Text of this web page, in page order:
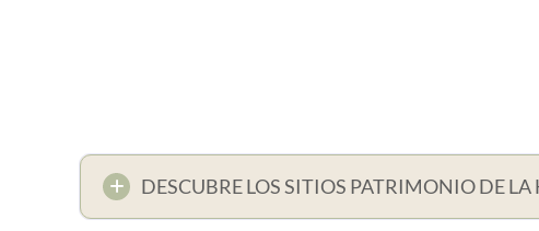
DESCUBRE LOS SITIOS PATRIMONIO DE